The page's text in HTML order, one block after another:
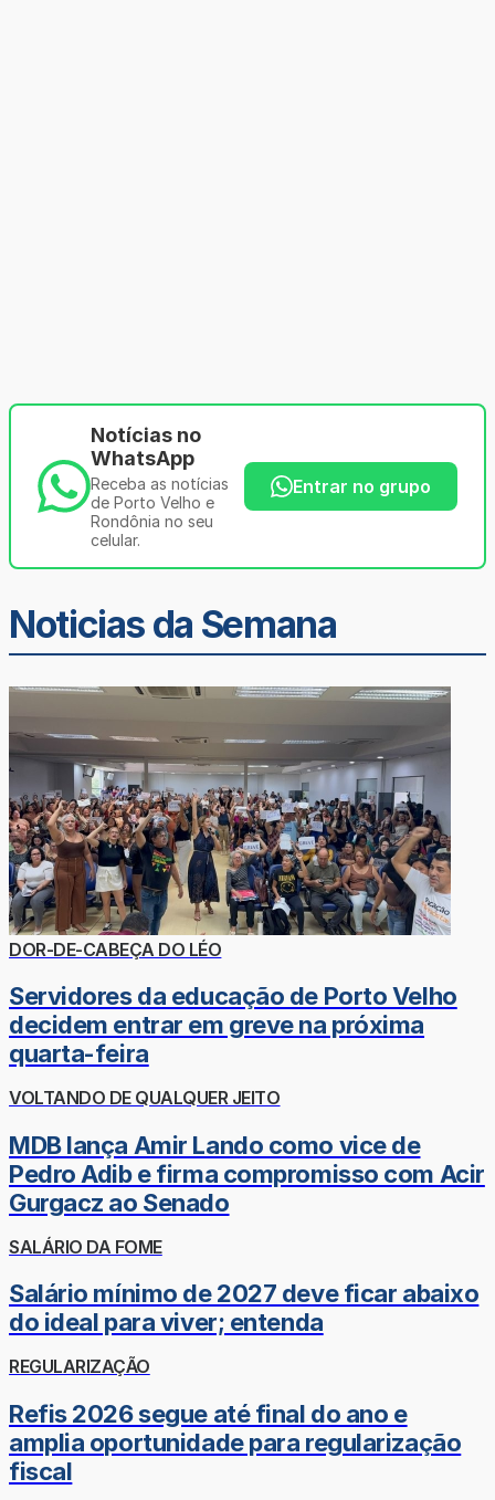
Notícias no
WhatsApp
Receba as notícias
de Porto Velho e
Rondônia no seu
celular.
Entrar no grupo
Noticias da Semana
DOR-DE-CABEÇA DO LÉO
Servidores da educação de Porto Velho
decidem entrar em greve na próxima
quarta-feira
VOLTANDO DE QUALQUER JEITO
MDB lança Amir Lando como vice de
Pedro Adib e firma compromisso com Acir
Gurgacz ao Senado
SALÁRIO DA FOME
Salário mínimo de 2027 deve ficar abaixo
do ideal para viver; entenda
REGULARIZAÇÃO
Refis 2026 segue até final do ano e
amplia oportunidade para regularização
fiscal